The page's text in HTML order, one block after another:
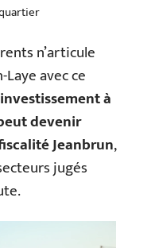
n’articule
avec ce
à
devenir
Jeanbrun,
jugés